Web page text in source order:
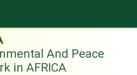
And Peace
in AFRICA